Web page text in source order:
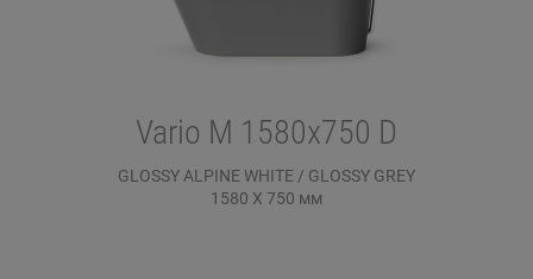
Vario M 1580x750 D
GLOSSY ALPINE WHITE / GLOSSY GREY
1580 X 750 мм